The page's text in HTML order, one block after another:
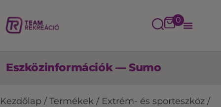
0
Eszközinformációk — Sumo
Kezdőlap / Termékek / Extrém- és sporteszköz /